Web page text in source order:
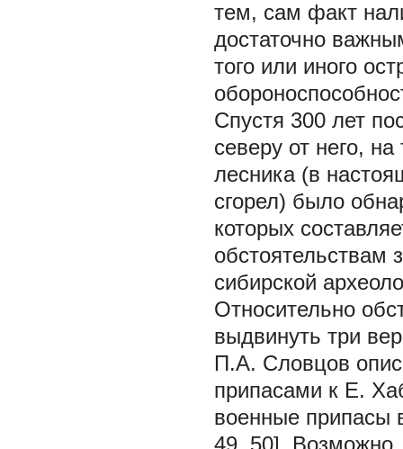
тем, сам факт
достаточно
того или иного
Спустя 300 лет
северу от него,
лесника (в
сгорел) было
которых
обстоятельствам
сибирской
Относительно
выдвинуть три
П.А. Словцов
припасами к Е.
военные припасы
49, 50]. Возможно,